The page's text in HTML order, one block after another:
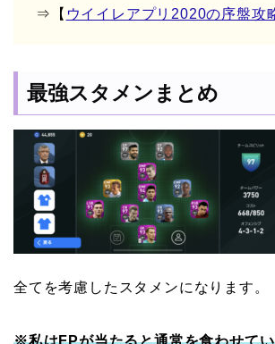
⇒【 ウイイレアプリ2020の序盤攻
最強スタメンまとめ
全てを考慮したスタメンになります。
※私はFPが当たると通常を食わせて